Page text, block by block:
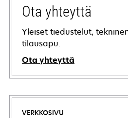
Ota yhteyttä
Yleiset tiedustelut,
tilausapu.
Ota yhteyttä
VERKKOSIVU